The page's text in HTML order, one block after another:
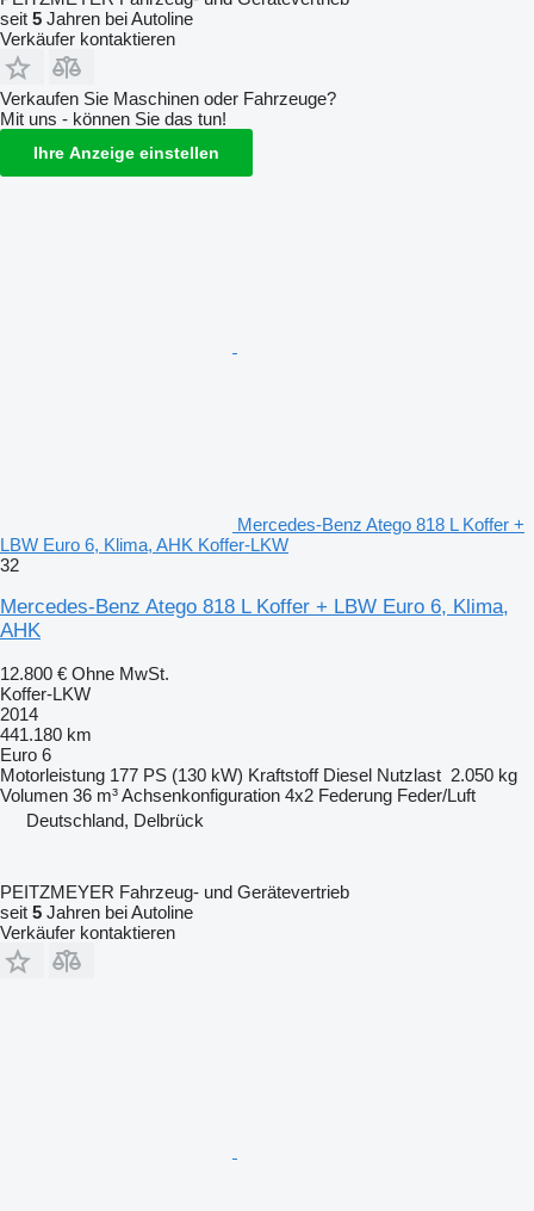
seit 5 Jahren bei Autoline
Verkäufer kontaktieren
Verkaufen Sie Maschinen oder Fahrzeuge?
Mit uns - können Sie das tun!
Ihre Anzeige einstellen
Mercedes-Benz Atego 818 L Koffer +
LBW Euro 6, Klima, AHK Koffer-LKW
32
Mercedes-Benz Atego 818 L Koffer + LBW Euro 6, Klima,
AHK
12.800 € Ohne MwSt.
Koffer-LKW
2014
441.180 km
Euro 6
Motorleistung 177 PS (130 kW) Kraftstoff Diesel Nutzlast 2.050 kg
Volumen 36 m³Achsenkonfiguration 4x2 Federung Feder/Luft
Deutschland, Delbrück
PEITZMEYER Fahrzeug- und Gerätevertrieb
seit 5 Jahren bei Autoline
Verkäufer kontaktieren